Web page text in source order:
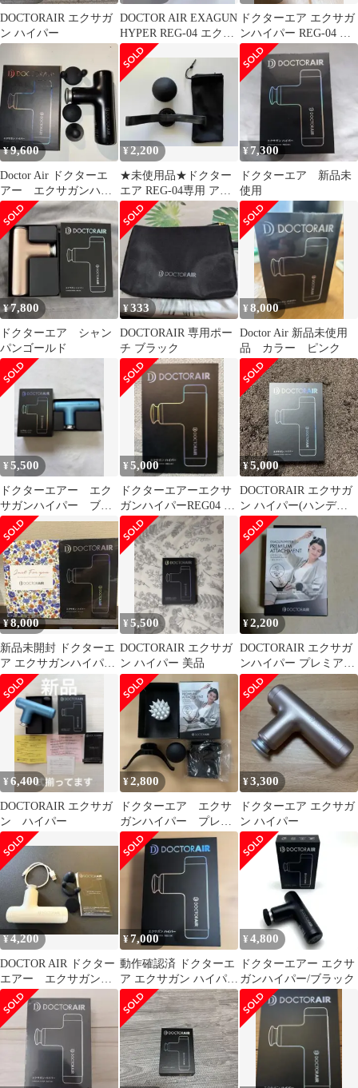
DOCTORAIR エクサガ
ン ハイパー
DOCTOR AIR EXAGUN
HYPER REG-04 エクサ
ガンハイパ
ドクターエア エクサガ
ンハイパー REG-04 マ
ッサージガン ジャン
ク
¥9,600
Doctor Air ドクターエ
アー エクサガンハイ
パー
¥2,200
★未使用品★ドクター
エア REG-04専用 アタ
ッチメント 2種 ポーチ
付
¥7,300
ドクターエア 新品未
使用
¥7,800
ドクターエア シャン
パンゴールド
¥333
DOCTORAIR 専用ポー
チ ブラック
¥8,000
Doctor Air 新品未使用
品 カラー ピンク
¥5,500
ドクターエアー エク
サガンハイパー ブル
ー
¥5,000
ドクターエアーエクサ
ガンハイパーREG04 ア
イスブルー
¥5,000
DOCTORAIR エクサガ
ン ハイパー(ハンディ
マッサージガン)
¥8,000
新品未開封 ドクターエ
ア エクサガンハイパー
REG_04 ブルー
¥5,500
DOCTORAIR エクサガ
ン ハイパー 美品
¥2,200
DOCTORAIR エクサガ
ンハイパー プレミアム
アタッチメント
¥6,400
DOCTORAIR エクサガ
ン ハイパー
¥2,800
ドクターエア エクサ
ガンハイパー プレミ
アム アタッチメン
ト REG-04AT
¥3,300
ドクターエア エクサガ
ン ハイパー
¥4,200
DOCTOR AIR ドクター
エアー エクサガンハ
イパー
¥7,000
動作確認済 ドクターエ
ア エクサガン ハイパー
REG-04 中古美品
¥ 4,800
ドクターエアー エクサ
ガンハイパー/ブラック